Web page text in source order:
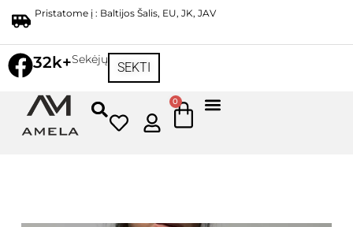
Pristatome į : Baltijos Šalis, EU, JK, JAV
32k+Sekėjų
SEKTI
0